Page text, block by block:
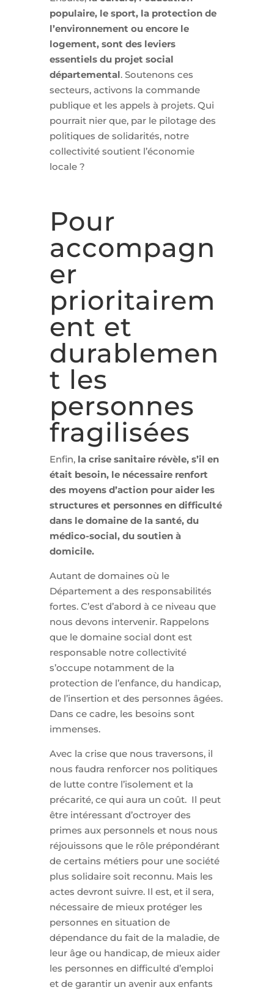
populaire, le sport, la protection de
l’environnement ou encore le
logement, sont des leviers
essentiels du projet social
départemental. Soutenons ces
secteurs, activons la commande
publique et les appels à projets. Qui
pourrait nier que, par le pilotage des
politiques de solidarités, notre
collectivité soutient l’économie
locale ?
Pour
accompagn
er
prioritairem
ent et
durablemen
t les
personnes
fragilisées
Enfin,la crise sanitaire révèle, s’il en
était besoin, le nécessaire renfort
des moyens d’action pour aider les
structures et personnes en difficulté
dans le domaine de la santé, du
médico-social, du soutien à
domicile.
Autant de domaines où le
Département a des responsabilités
fortes. C’est d’abord à ce niveau que
nous devons intervenir. Rappelons
que le domaine social dont est
responsable notre collectivité
s’occupe notamment de la
protection de l’enfance, du handicap,
de l’insertion et des personnes âgées.
Dans ce cadre, les besoins sont
immenses.
Avec la crise que nous traversons, il
nous faudra renforcer nos politiques
de lutte contre l’isolement et la
précarité, ce qui aura un coût. Il peut
être intéressant d’octroyer des
primes aux personnels et nous nous
réjouissons que le rôle prépondérant
de certains métiers pour une société
plus solidaire soit reconnu. Mais les
actes devront suivre. Il est, et il sera,
nécessaire de mieux protéger les
personnes en situation de
dépendance du fait de la maladie, de
leur âge ou handicap, de mieux aider
les personnes en difficulté d’emploi
et de garantir un avenir aux enfants